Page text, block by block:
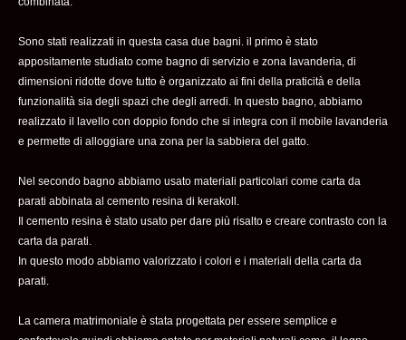
Sono stati realizzati in questa casa due bagni. il primo è stato
appositamente studiato come bagno di servizio e zona lavanderia, di
dimensioni ridotte dove tutto è organizzato ai fini della praticità e della
funzionalità sia degli spazi che degli arredi. In questo bagno, abbiamo
realizzato il lavello con doppio fondo che si integra con il mobile lavanderia
e permette di alloggiare una zona per la sabbiera del gatto.
Nel secondo bagno abbiamo usato materiali particolari come carta da
parati abbinata al cemento resina di kerakoll.
Il cemento resina è stato usato per dare più risalto e creare contrasto con la
carta da parati.
In questo modo abbiamo valorizzato i colori e i materiali della carta da
parati.
La camera matrimoniale è stata progettata per essere semplice e